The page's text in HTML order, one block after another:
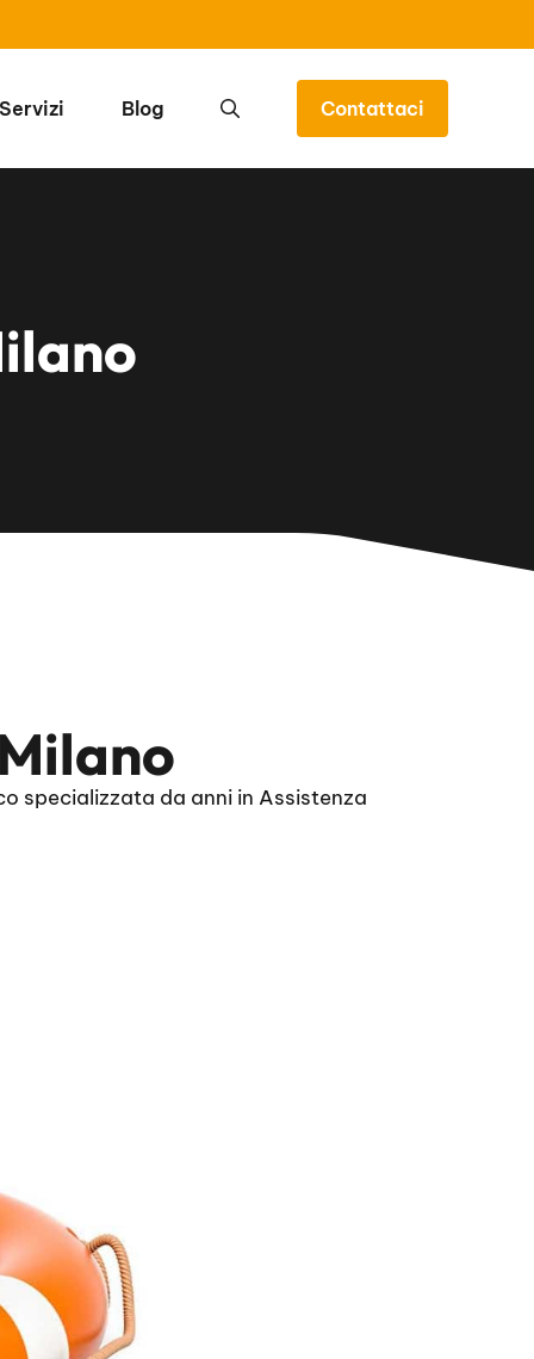
Servizi Blog Contattaci
specializzata da anni in Assistenza